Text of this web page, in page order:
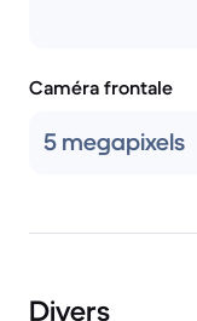
Caméra frontale
5 megapixels
Divers